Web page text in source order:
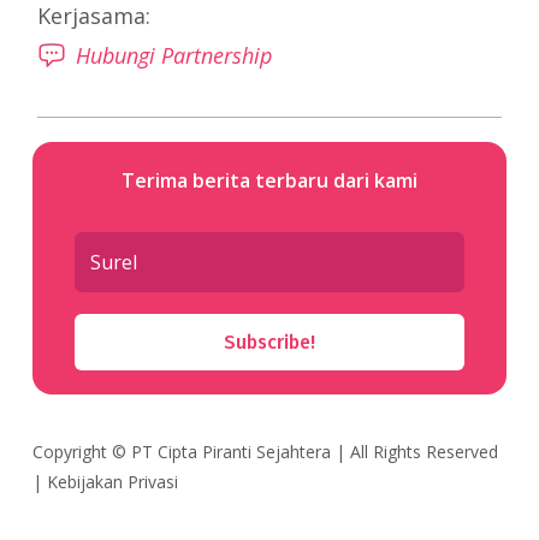
Kerjasama:
Hubungi Partnership
Terima berita terbaru dari kami
Subscribe!
Copyright © PT Cipta Piranti Sejahtera | All Rights Reserved
| Kebijakan Privasi